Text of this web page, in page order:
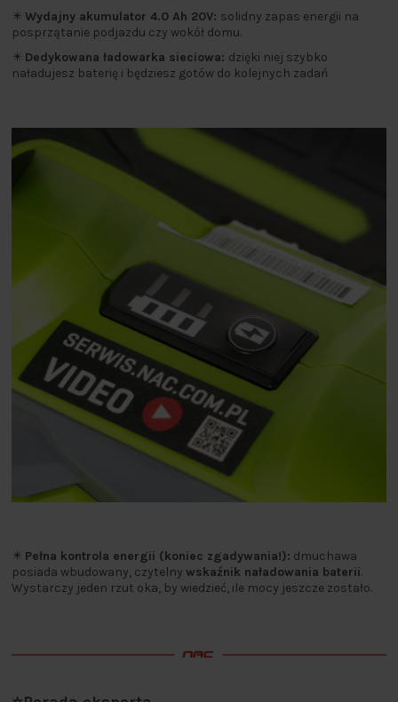
✴️ Wydajny akumulator 4.0 Ah 20V: solidny zapas energii na
posprzątanie podjazdu czy wokół domu.
✴️ Dedykowana ładowarka sieciowa: dzięki niej szybko
naładujesz baterię i będziesz gotów do kolejnych zadań
✴️ Pełna kontrola energii (koniec zgadywania!): dmuchawa
posiada wbudowany, czytelny wskaźnik naładowania baterii.
Wystarczy jeden rzut oka, by wiedzieć, ile mocy jeszcze zostało.